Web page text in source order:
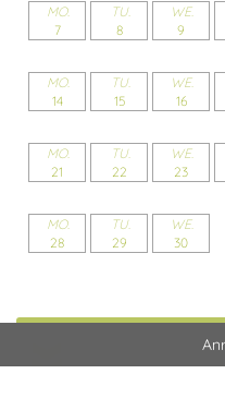
MO.
7
TU.
8
WE.
9
MO.
14
TU.
15
WE.
16
MO.
21
TU.
22
WE.
23
MO.
28
TU.
29
WE.
30